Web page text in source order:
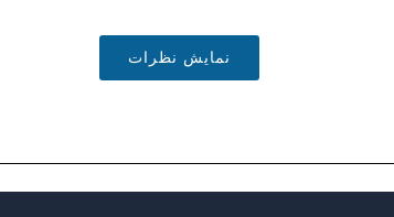
نمایش نظرات